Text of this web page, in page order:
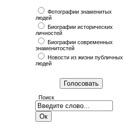
Фотографии знаменитых
людей
Биографии исторических
личностей
Биографии современных
знаменитостей
Новости из жизни публичных
людей
Поиск